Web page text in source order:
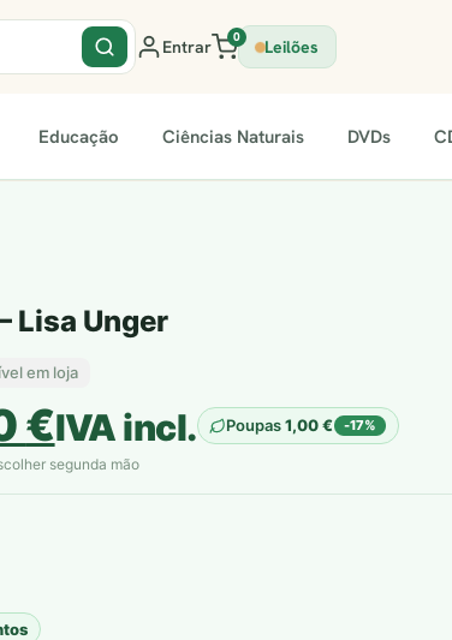
Entrar 0 Leilões
Educação Ciências Naturais DVDs
Lisa Unger
em loja
€IVA incl. Poupas1,00€ -17%
segunda mão